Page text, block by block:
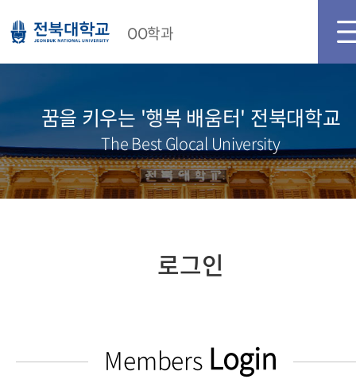
OO학과
꿈을 키우는 '행복 배움터' 전북대학교
The Best Glocal University
로그인
Members Login